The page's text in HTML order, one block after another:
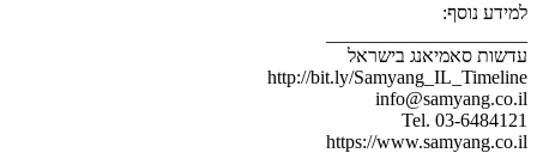
למידע נוסף:
עדשות סאמיאנג בישראל
http://bit.ly/Samyang_IL_Timeline
info@samyang.co.il
Tel. 03-6484121
https://www.samyang.co.il